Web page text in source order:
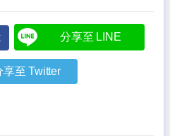
分享至 LINE
享至 Twitter